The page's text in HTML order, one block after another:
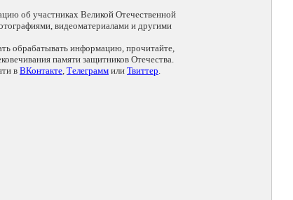
об участниках Великой Отечественной
видеоматериалами и другими
обрабатывать информацию, прочитайте,
памяти защитников Отечества.
в ВКонтакте, Телеграмм или Твиттер.